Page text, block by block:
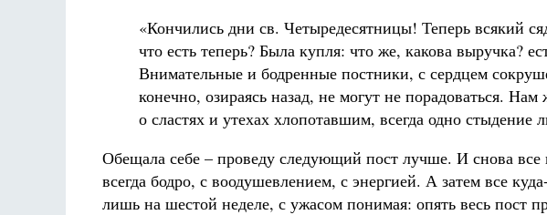
«Кончились дни св. Четыредесятницы! Теперь всякий
что есть теперь? Была купля: что же, какова выручка?
Внимательные и бодренные постники, с сердцем
конечно, озираясь назад, не могут не порадоваться.
о сластях и утехах хлопотавшим, всегда одно стыдение
Обещала себе – проведу следующий пост лучше. И снова все
всегда бодро, с воодушевлением, с энергией. А затем все
лишь на шестой неделе, с ужасом понимая: опять весь пост